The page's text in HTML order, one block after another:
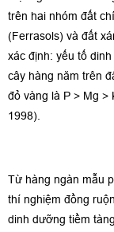
trên hai nhóm đất
(Ferrasols) và đất
xác định: yếu tố
cây hàng năm trên
đỏ vàng là P > Mg >
1998).
Từ hàng ngàn mẫu
thí nghiệm đồng
dinh dưỡng tiềm